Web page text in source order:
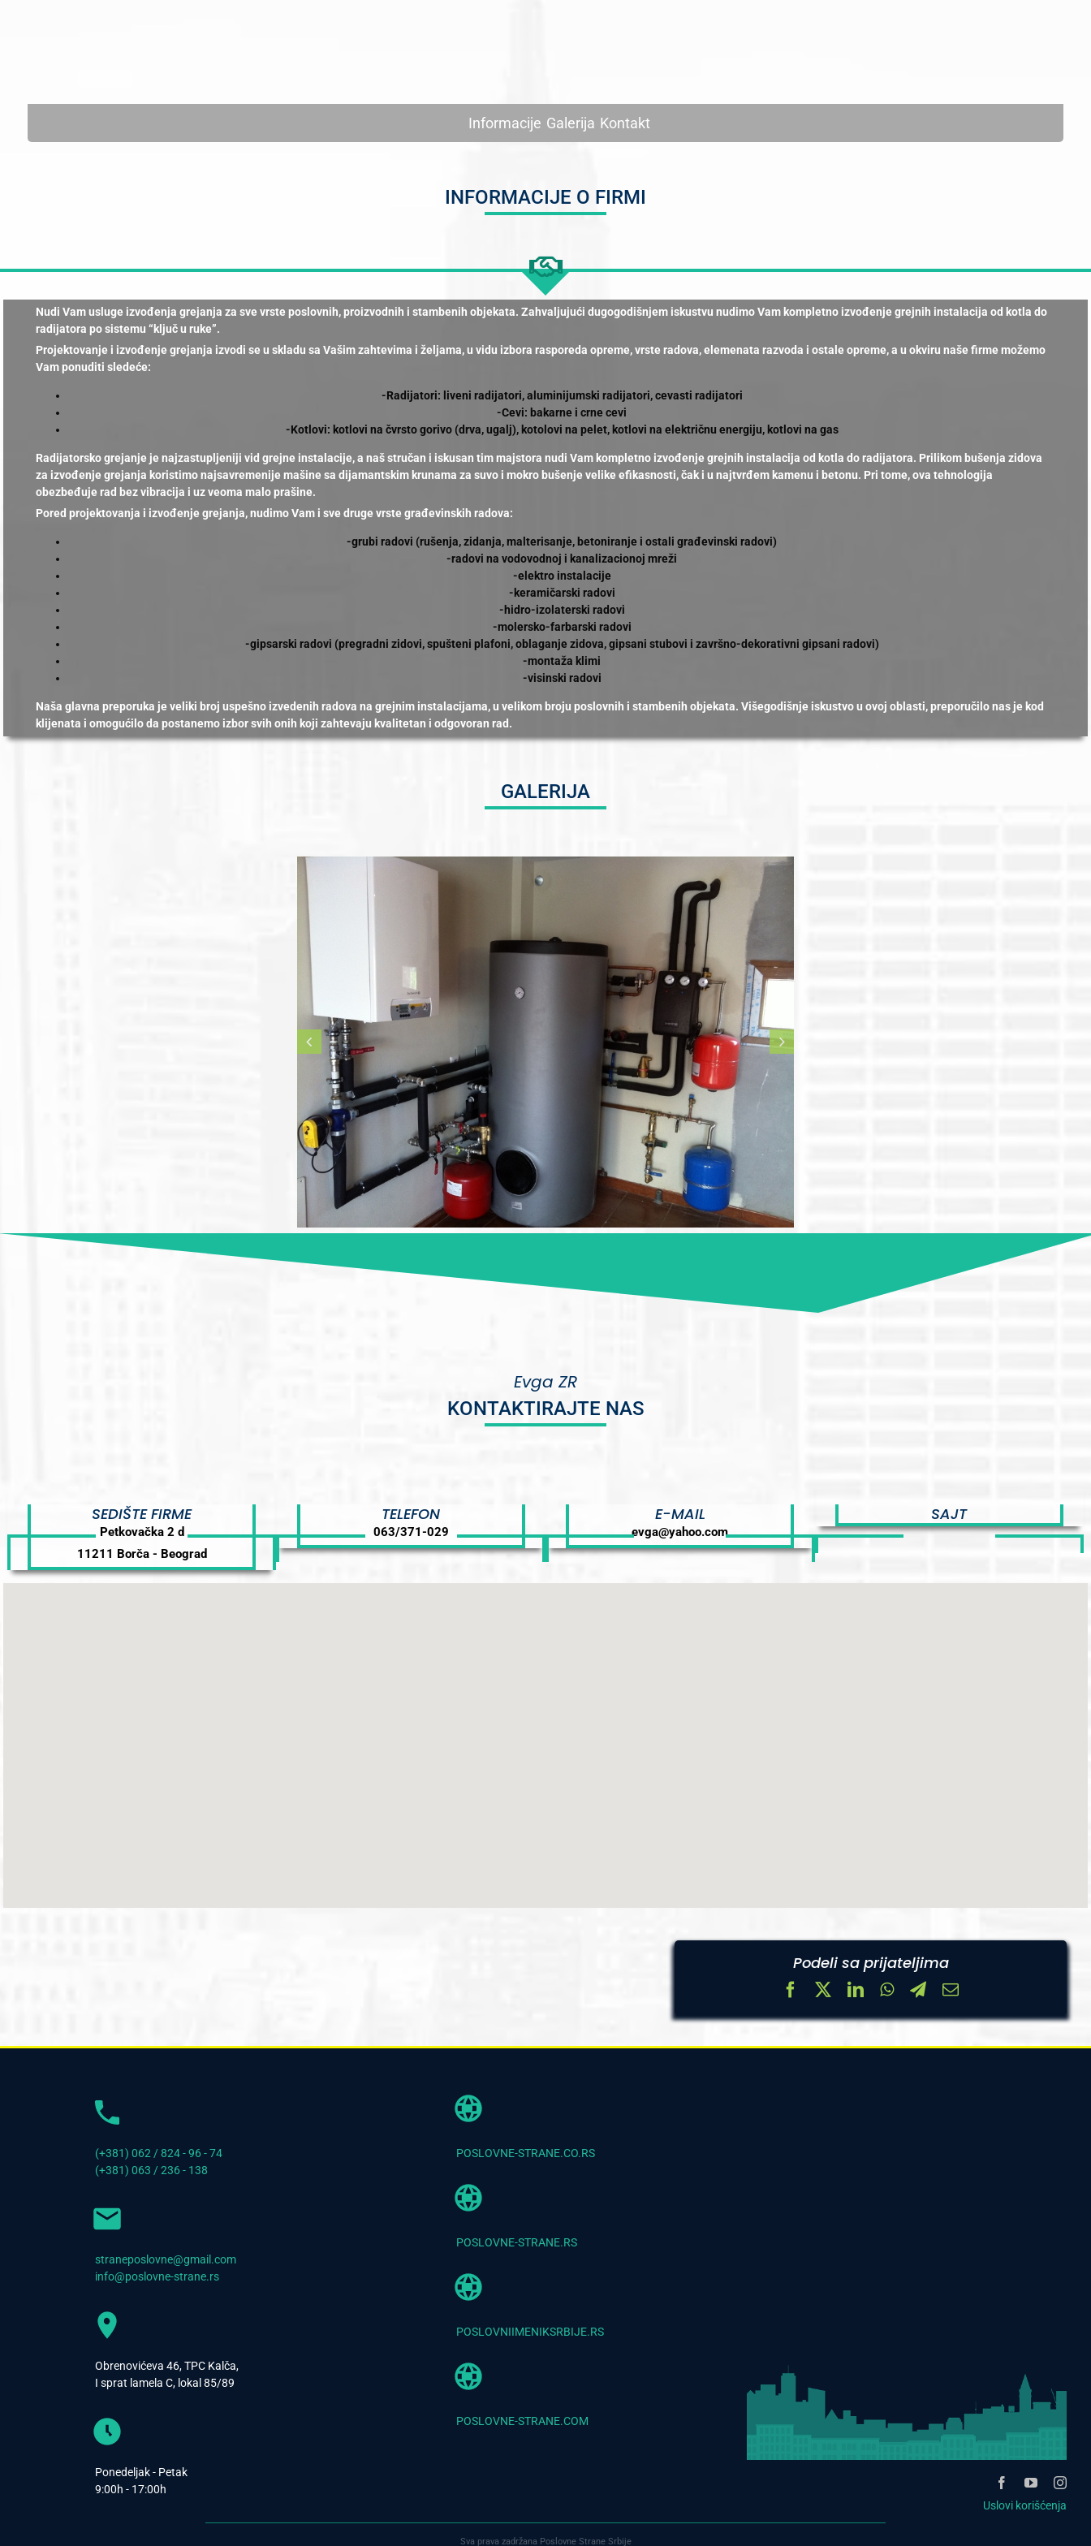
Informacije Galerija Kontakt
INFORMACIJE O FIRMI
Nudi Vam usluge izvođenja grejanja za sve vrste poslovnih, proizvodnih i stambenih objekata. Zahvaljujući dugogodišnjem iskustvu nudimo Vam kompletno izvođenje grejnih instalacija od kotla do
radijatora po sistemu “ključ u ruke”.
Projektovanje i izvođenje grejanja izvodi se u skladu sa Vašim zahtevima i željama, u vidu izbora rasporeda opreme, vrste radova, elemenata razvoda i ostale opreme, a u okviru naše firme možemo
Vam ponuditi sledeće:
-Radijatori: liveni radijatori, aluminijumski radijatori, cevasti radijatori
-Cevi: bakarne i crne cevi
-Kotlovi: kotlovi na čvrsto gorivo (drva, ugalj), kotolovi na pelet, kotlovi na električnu energiju, kotlovi na gas
Radijatorsko grejanje je najzastupljeniji vid grejne instalacije, a naš stručan i iskusan tim majstora nudi Vam kompletno izvođenje grejnih instalacija od kotla do radijatora. Prilikom bušenja zidova
za izvođenje grejanja koristimo najsavremenije mašine sa dijamantskim krunama za suvo i mokro bušenje velike efikasnosti, čak i u najtvrđem kamenu i betonu. Pri tome, ova tehnologija
obezbeđuje rad bez vibracija i uz veoma malo prašine.
Pored projektovanja i izvođenje grejanja, nudimo Vam i sve druge vrste građevinskih radova:
-grubi radovi (rušenja, zidanja, malterisanje, betoniranje i ostali građevinski radovi)
-radovi na vodovodnoj i kanalizacionoj mreži
-elektro instalacije
-keramičarski radovi
-hidro-izolaterski radovi
-molersko-farbarski radovi
-gipsarski radovi (pregradni zidovi, spušteni plafoni, oblaganje zidova, gipsani stubovi i završno-dekorativni gipsani radovi)
-montaža klimi
-visinski radovi
Naša glavna preporuka je veliki broj uspešno izvedenih radova na grejnim instalacijama, u velikom broju poslovnih i stambenih objekata. Višegodišnje iskustvo u ovoj oblasti, preporučilo nas je kod
klijenata i omogućilo da postanemo izbor svih onih koji zahtevaju kvalitetan i odgovoran rad.
GALERIJA
Evga ZR
KONTAKTIRAJTE NAS
SEDIŠTE FIRME
Petkovačka 2 d
11211 Borča - Beograd
TELEFON
063/371-029
E-MAIL
evga@yahoo.com
SAJT
Podeli sa prijateljima
(+381) 062 / 824 - 96 - 74
(+381) 063 / 236 - 138
straneposlovne@gmail.com
info@poslovne-strane.rs
Obrenovićeva 46, TPC Kalča,
I sprat lamela C, lokal 85/89
Ponedeljak - Petak
9:00h - 17:00h
POSLOVNE-STRANE.CO.RS
POSLOVNE-STRANE.RS
POSLOVNIIMENIKSRBIJE.RS
POSLOVNE-STRANE.COM
Uslovi korišćenja
Sva prava zadržana Poslovne Strane Srbije